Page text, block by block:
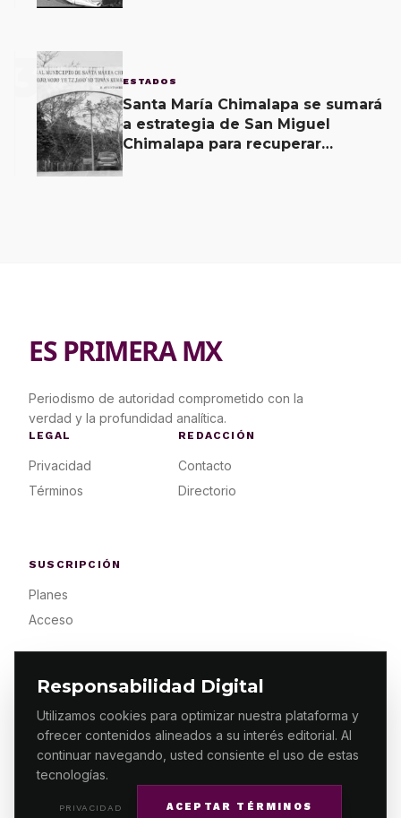
Responsabilidad Digital
Utilizamos cookies para optimizar nuestra plataforma y
ofrecer contenidos alineados a su interés editorial. Al
continuar navegando, usted consiente el uso de estas
tecnologías.
PRIVACIDAD ACEPTAR TÉRMINOS
3 ESTADOS
Santa María Chimalapa se sumará
a estrategia de San Miguel
Chimalapa para recuperar
ES PRIMERA MX
Periodismo de autoridad comprometido con la
verdad y la profundidad analítica.
LEGAL
Privacidad
Términos
REDACCIÓN
Contacto
Directorio
SUSCRIPCIÓN
Planes
Acceso
© 2026 ES PRIMERA MX. ALGUNOS DERECHOS
RESERVADOS / DESIGNMAKING.MX